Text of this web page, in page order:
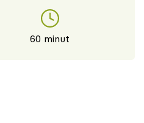
60 minut